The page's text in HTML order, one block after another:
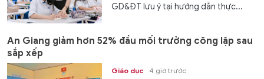
GD&ĐT lưu ý tại hướng dẫn thực...
An Giang giảm hơn 52% đầu mối trường công lập sau
sắp xếp
Giáo dục 4 giờ trước